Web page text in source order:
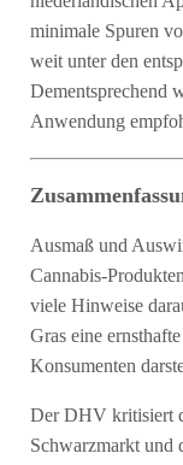
minimale Spuren
weit unter den
Dementsprechend
Anwendung
Ausmaß und
Cannabis-
viele Hinweise
Gras eine
Konsumenten
Der DHV kritisiert
Schwarzmarkt und